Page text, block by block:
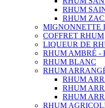
RHUM
RHUM
MIGNONNETTE
COFFRET RHUM
LIQUEUR DE
RHUM AMBRÉ -
RHUM BLANC
RHUM
RHUM
RHUM
RHUM
RHUM